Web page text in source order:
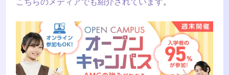
こちらのメディアでも紹介されています。